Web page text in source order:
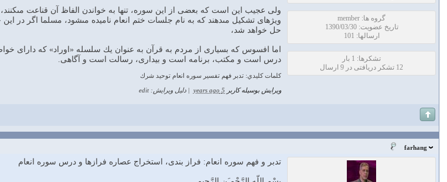
گروه ها: member
تاریخ عضویت: 1390/03/30
ارسالها: 101
تشکرها: 1 بار
12 تشکر دریافتی در 9 ارسال
ولى عجيب اين است كه بعضى از اين سوره، تنها به خواندن الفاظ آن قناعت
ويژه‏اى تشكيل مى‏دهند كه به نام جلسات ختم انعام ناميده مى‏شود، مسلما اگر
حل خواهد شد،
اما افسوس كه بسيارى از مردم به قرآن به عنوان يك سلسله «اوراد» كه داراى
درس است و مكتب، برنامه است و بيدارى، رسالت است و آگاهى.
كلمات كليدي: تدبر فهم تفسير سوره انعام توحيد شرك
ویرایش بوسیله کاربر 5 years ago دلیل ویرایش: edit
farhang
تدبر و فهم سوره انعام: فراز بندی، استخراج عصاره فرازها و درس سوره انعام